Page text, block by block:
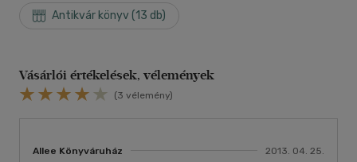
Antikvár könyv (13 db)
Vásárlói értékelések, vélemények
(3 vélemény)
Allee Könyváruház 2013. 04. 25.